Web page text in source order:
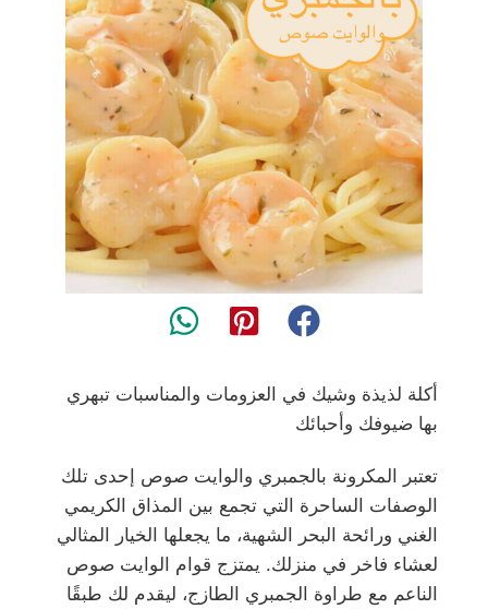
أكلة لذيذة وشيك في العزومات والمناسبات تبهري
بها ضيوفك وأحبائك
تعتبر المكرونة بالجمبري والوايت صوص إحدى تلك
الوصفات الساحرة التي تجمع بين المذاق الكريمي
الغني ورائحة البحر الشهية، ما يجعلها الخيار المثالي
لعشاء فاخر في منزلك. يمتزج قوام الوايت صوص
الناعم مع طراوة الجمبري الطازج، ليقدم لك طبقًا